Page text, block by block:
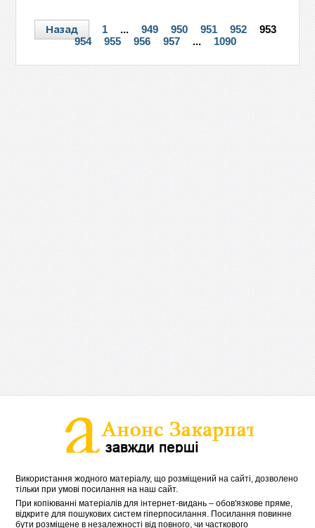
Назад 1 ... 949 950 951 952
953
954
955 956 957 ... 1090
Використання жодного матеріалу, що розміщений на сайті, дозволено
тільки при умові посилання на наш сайт.
При копіюванні матеріалів для інтернет-видань – обов'язкове пряме,
відкрите для пошукових систем гіперпосилання. Посилання повинне
бути розміщене в незалежності від повного, чи часткового